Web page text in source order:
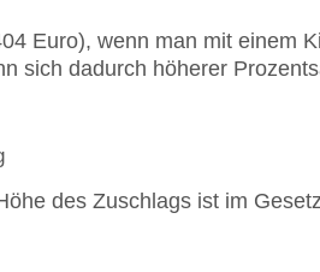
Euro), wenn man mit einem
sich dadurch höherer
des Zuschlags ist im